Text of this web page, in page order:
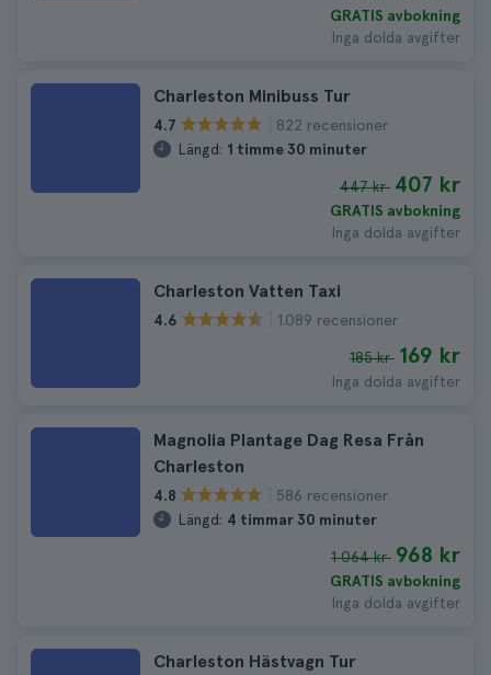
GRATIS avbokning
Inga dolda avgifter
Charleston Minibuss Tur
4.7
822 recensioner
Längd: 1 timme 30 minuter
447 kr 407 kr
GRATIS avbokning
Inga dolda avgifter
Charleston Vatten Taxi
4.6 1.089 recensioner
185 kr 169 kr
Inga dolda avgifter
Magnolia Plantage Dag Resa Från
Charleston
4.8
586 recensioner
Längd: 4 timmar 30 minuter
1 064 kr 968 kr
GRATIS avbokning
Inga dolda avgifter
Charleston Hästvagn Tur